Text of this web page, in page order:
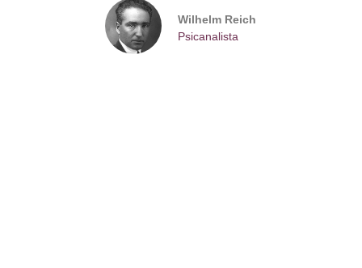
Wilhelm Reich
Psicanalista